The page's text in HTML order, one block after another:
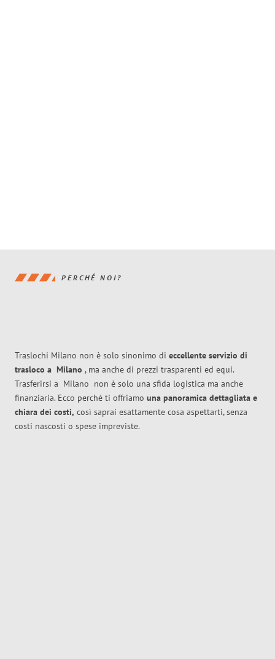
PERCHÉ NOI?
Traslochi Milano non è solo sinonimo di eccellente servizio di
trasloco a Milano , ma anche di prezzi trasparenti ed equi.
Trasferirsi a Milano non è solo una sfida logistica ma anche
finanziaria. Ecco perché ti offriamo una panoramica dettagliata e
chiara dei costi, così saprai esattamente cosa aspettarti, senza
costi nascosti o spese impreviste.